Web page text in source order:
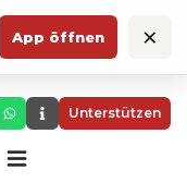
App öffnen ×
Unterstützen